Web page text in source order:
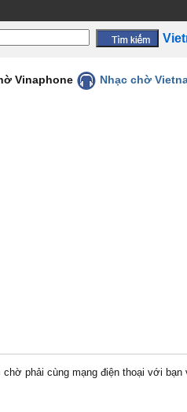
Vinaphone Nhạc chờ
phải cùng mạng điện thoại với bạn